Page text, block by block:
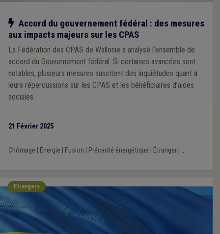
Notre action
Accord du gouvernement fédéral : des mesures
aux impacts majeurs sur les CPAS
La Fédération des CPAS de Wallonie a analysé l’ensemble de
accord du Gouvernement fédéral. Si certaines avancées sont
notables, plusieurs mesures suscitent des inquiétudes quant à
leurs répercussions sur les CPAS et les bénéficiaires d’aides
sociales.
21 Février 2025
Chômage Énergie Fusion Précarité énergétique Étranger| ...
Etrangers